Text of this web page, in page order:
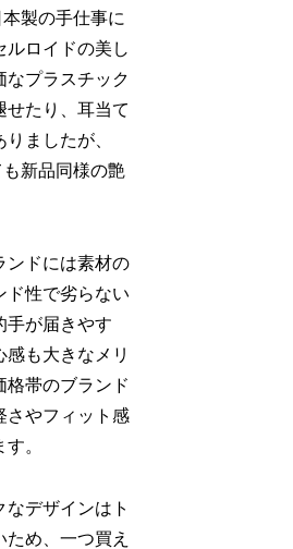
製の手仕事に
ルロイドの美し
なプラスチック
せたり、耳当て
ましたが、
新品同様の艶
ンドには素材の
ド性で劣らない
手が届きやす
感も大きなメリ
格帯のブランド
さやフィット感
。
なデザインはト
め、一つ買え